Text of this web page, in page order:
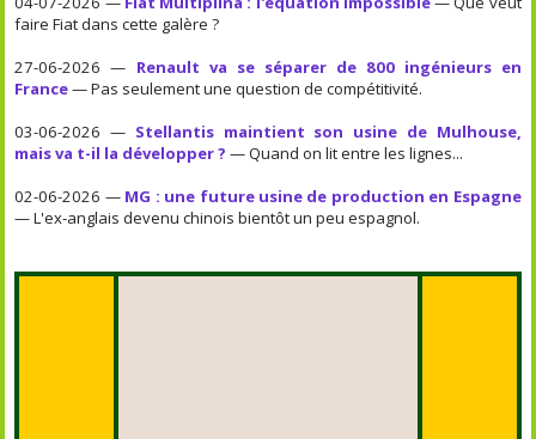
faire Fiat dans cette galère ?
27-06-2026 — Renault va se séparer de 800 ingénieurs en
France— Pas seulement une question de compétitivité.
03-06-2026 — Stellantis maintient son usine de Mulhouse,
mais va t-il la développer ? — Quand on lit entre les lignes...
02-06-2026 — MG : une future usine de production en Espagne
— L'ex-anglais devenu chinois bientôt un peu espagnol.